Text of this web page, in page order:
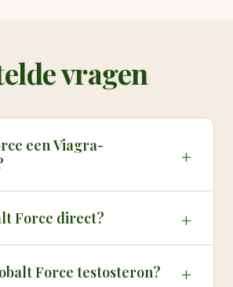
vragen
een Viagra-
+
Force direct? +
Force testosteron? +